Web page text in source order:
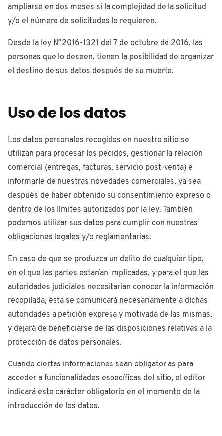
ampliarse en dos meses si la complejidad de la solicitud
y/o el número de solicitudes lo requieren.
Desde la ley N°2016-1321 del 7 de octubre de 2016, las
personas que lo deseen, tienen la posibilidad de organizar
el destino de sus datos después de su muerte.
Uso de los datos
Los datos personales recogidos en nuestro sitio se
utilizan para procesar los pedidos, gestionar la relación
comercial (entregas, facturas, servicio post-venta) e
informarle de nuestras novedades comerciales, ya sea
después de haber obtenido su consentimiento expreso o
dentro de los límites autorizados por la ley. También
podemos utilizar sus datos para cumplir con nuestras
obligaciones legales y/o reglamentarias.
En caso de que se produzca un delito de cualquier tipo,
en el que las partes estarían implicadas, y para el que las
autoridades judiciales necesitarían conocer la información
recopilada, ésta se comunicará necesariamente a dichas
autoridades a petición expresa y motivada de las mismas,
y dejará de beneficiarse de las disposiciones relativas a la
protección de datos personales.
Cuando ciertas informaciones sean obligatorias para
acceder a funcionalidades específicas del sitio, el editor
indicará este carácter obligatorio en el momento de la
introducción de los datos.